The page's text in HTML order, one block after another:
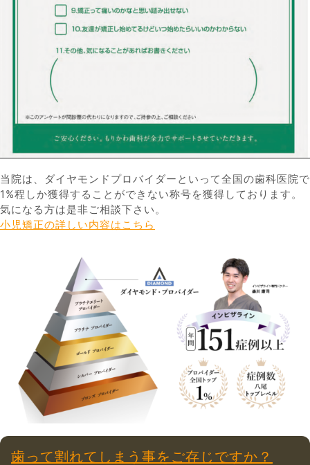
当院は、ダイヤモンドプロバイダーといって全国の歯科医院で
1%程しか獲得することができない称号を獲得しております。
気になる方は是非ご相談下さい。
小児矯正の詳しい内容はこちら
歯って割れてしまう事をご存じですか？